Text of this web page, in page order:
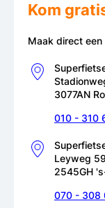
Kom
Maak direct
3077AN
010 - 310
Leyweg
2545GH
070 - 308